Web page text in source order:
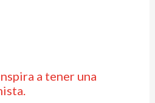
a tener una